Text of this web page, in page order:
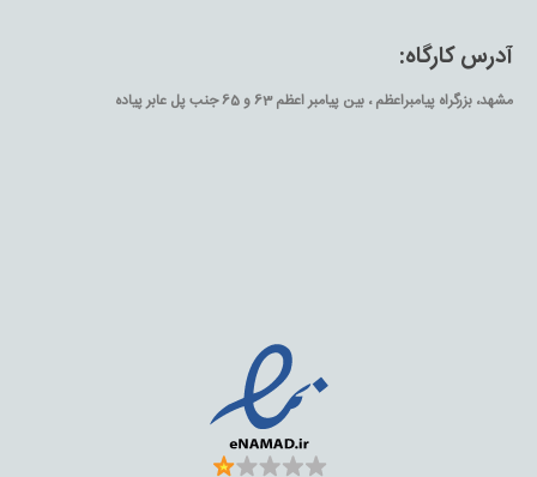
آدرس کارگاه:
مشهد، بزرگراه پیامبراعظم ، بین پیامبر اعظم 63 و 65 جنب پل عابر پیاده